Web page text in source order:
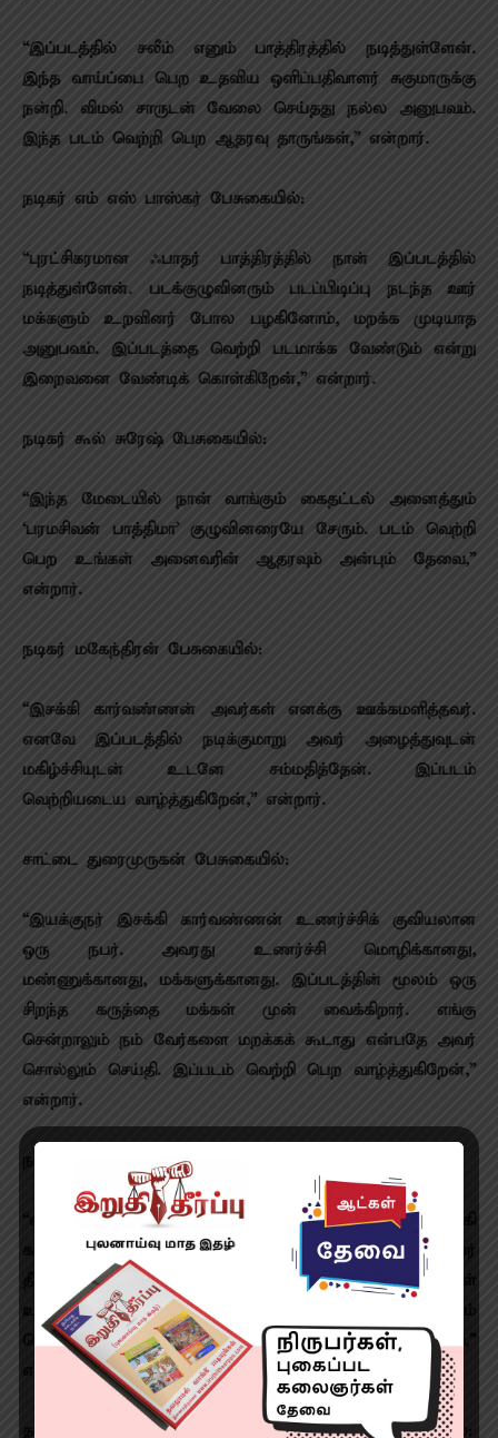
“இப்படத்தில் சலீம் எனும் பாத்திரத்தில் நடித்துள்ளேன்.
இந்த வாய்ப்பை பெற உதவிய ஒளிப்பதிவாளர் சுகுமாருக்கு
நன்றி. விமல் சாருடன் வேலை செய்தது நல்ல அனுபவம்.
இந்த படம் வெற்றி பெற ஆதரவு தாருங்கள்,” என்றார்.
நடிகர் எம் எஸ் பாஸ்கர் பேசுகையில்:
“புரட்சிகரமான ஃபாதர் பாத்திரத்தில் நான் இப்படத்தில்
நடித்துள்ளேன். படக்குழுவினரும் படப்பிடிப்பு நடந்த ஊர்
மக்களும் உறவினர் போல பழகினோம், மறக்க முடியாத
அனுபவம். இப்படத்தை வெற்றி படமாக்க வேண்டும் என்று
இறைவனை வேண்டிக் கொள்கிறேன்,” என்றார்.
நடிகர் கூல் சுரேஷ் பேசுகையில்:
“இந்த மேடையில் நான் வாங்கும் கைதட்டல் அனைத்தும்
‘பரமசிவன் பாத்திமா’ குழுவினரையே சேரும். படம் வெற்றி
பெற உங்கள் அனைவரின் ஆதரவும் அன்பும் தேவை,”
என்றார்.
நடிகர் மகேந்திரன் பேசுகையில்:
“இசக்கி கார்வண்ணன் அவர்கள் எனக்கு ஊக்கமளித்தவர்.
எனவே இப்படத்தில் நடிக்குமாறு அவர் அழைத்துவுடன்
மகிழ்ச்சியுடன் உடனே சம்மதித்தேன். இப்படம்
வெற்றியடைய வாழ்த்துகிறேன்,” என்றார்.
சாட்டை துரைமுருகன் பேசுகையில்:
“இயக்குநர் இசக்கி கார்வண்ணன் உணர்ச்சிக் குவியலான
ஒரு நபர். அவரது உணர்ச்சி மொழிக்கானது,
மண்ணுக்கானது, மக்களுக்கானது. இப்படத்தின் மூலம் ஒரு
சிறந்த கருத்தை மக்கள் முன் வைக்கிறார். எங்கு
சென்றாலும் நம் வேர்களை மறக்கக் கூடாது என்பதே அவர்
சொல்லும் செய்தி. இப்படம் வெற்றி பெற வாழ்த்துகிறேன்,”
என்றார்.
நாயகன் விமல் பேசுகையில்:
“வந்திருக்கும் அனைவருக்கும் வணக்கம். இயக்குநர் இசக்கி
கார்வண்ணன், ஒளிப்பதிவாளர் சுகுமார், இசையமைப்பாளர்
தீபன் சக்ரவர்த்தி, சாயா தேவி, எம் எஸ் பாஸ்கர் அவர்கள்
உள்ளிட்ட அனைவருக்கும் மனமார்ந்த நன்றி. இப்படம்
வெற்றியடைய உங்கள் அனைவரின் ஆதரவும் தேவை,”
என்றார்.
தயாரிப்பாளர்-இயக்குநர் இசக்கி கார்வண்ணன் பேசுகையில்: